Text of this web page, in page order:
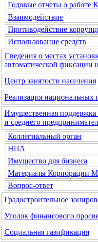
Годовые отчеты о работе
Взаимодействие
Противодействие
Использование средств
Сведения о местах
автоматической
Центр занятости населения
Реализация национальных
Имущественная поддержка
и среднего
Коллегиальный орган
НПА
Имущество для бизнеса
Материалы Корпорации
Вопрос-ответ
Градостроительное
Уголок финансового
Социальная газификация